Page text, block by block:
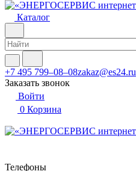
Каталог
+7 495 799–08–08zakaz@es24.ru
Заказать звонок
Войти
0 Корзина
Телефоны